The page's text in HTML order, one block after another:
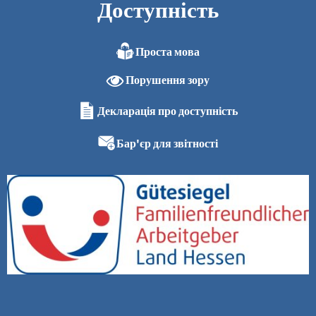
Доступність
Проста мова
Порушення зору
Декларація про доступність
Бар'єр для звітності